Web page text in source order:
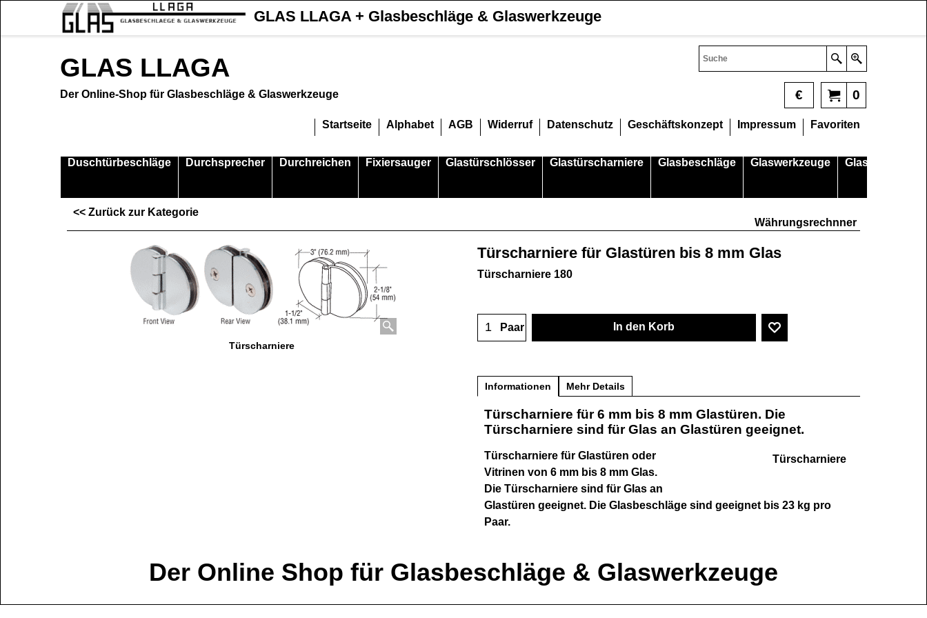
GLAS LLAGA + Glasbeschläge & Glaswerkzeuge
GLAS LLAGA
Der Online-Shop für Glasbeschläge & Glaswerkzeuge 0
€
Startseite Alphabet AGB Widerruf Datenschutz Geschäftskonzept Impressum Favoriten
Duschtürbeschläge Durchsprecher Durchreichen Fixiersauger Glastürschlösser Glastürscharniere Glasbeschläge Glaswerkzeuge Glasschneider
Währungsrechnner
<< Zurück zur Kategorie
Türscharniere
Türscharniere für Glastüren bis 8 mm Glas
Türscharniere 180
Paar In den Korb
Informationen Mehr Details
Türscharniere für 6 mm bis 8 mm Glastüren. Die
Türscharniere sind für Glas an Glastüren geeignet.
Türscharniere
Türscharniere für Glastüren oder
Vitrinen von 6 mm bis 8 mm Glas.
Die Türscharniere sind für Glas an
Glastüren geeignet. Die Glasbeschläge sind geeignet bis 23 kg pro
Paar.
Der Online Shop für Glasbeschläge & Glaswerkzeuge